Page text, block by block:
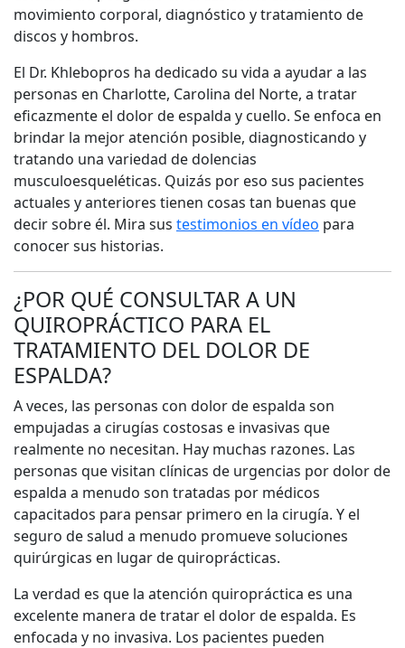
movimiento corporal, diagnóstico y tratamiento de
discos y hombros.
El Dr. Khlebopros ha dedicado su vida a ayudar a las
personas en Charlotte, Carolina del Norte, a tratar
eficazmente el dolor de espalda y cuello. Se enfoca en
brindar la mejor atención posible, diagnosticando y
tratando una variedad de dolencias
musculoesqueléticas. Quizás por eso sus pacientes
actuales y anteriores tienen cosas tan buenas que
decir sobre él. Mira sus testimonios en vídeo para
conocer sus historias.
¿POR QUÉ CONSULTAR A UN
QUIROPRÁCTICO PARA EL
TRATAMIENTO DEL DOLOR DE
ESPALDA?
A veces, las personas con dolor de espalda son
empujadas a cirugías costosas e invasivas que
realmente no necesitan. Hay muchas razones. Las
personas que visitan clínicas de urgencias por dolor de
espalda a menudo son tratadas por médicos
capacitados para pensar primero en la cirugía. Y el
seguro de salud a menudo promueve soluciones
quirúrgicas en lugar de quiroprácticas.
La verdad es que la atención quiropráctica es una
excelente manera de tratar el dolor de espalda. Es
enfocada y no invasiva. Los pacientes pueden